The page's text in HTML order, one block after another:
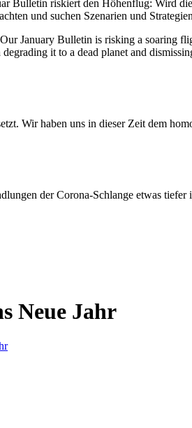
Bulletin riskiert den Höhenflug: Wird
und suchen Szenarien und
January Bulletin is risking a soaring
it to a dead planet and
Wir haben uns in dieser Zeit dem
der Corona-Schlange etwas
Neue Jahr